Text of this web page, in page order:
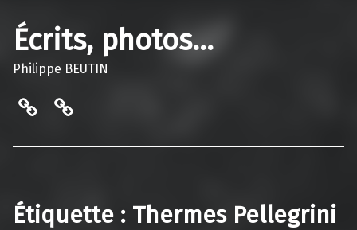
Écrits, photos…
Philippe BEUTIN
Étiquette : Thermes Pellegrini